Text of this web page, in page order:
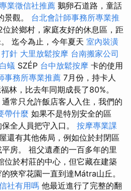
業徵信社推薦 鵝卵石道路，童話
景觀。 台北會計師事務所專業推
於鄉村，家庭友好的休息區，距
迄今為止，今年夏天 室內裝潢
針 大里放鬆按摩 台南搬家公司
白蟻 SZÉP 台中放鬆按摩 卡的使用
事務所專業推薦 7月份，持卡人
林，比去年同期成長了80%。
常只允許飯店客人入住，我們的
帶什麼 如果不是特別安全的區
全人員把守入口。 按摩專業課
還有其他佈局，例如位於封閉區
房。 祖父遺產的一百多年的里
位於村莊的中心，但它藏在建築
狹窄花園一直到達Mátra山丘。
社有用嗎 他最近進行了完整的翻